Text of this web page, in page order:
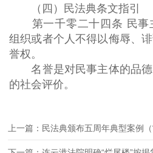
（四）民法典条文指引
第一千零二十四条 民事
组织或者个人不得以侮辱、
誉权。
名誉是对民事主体的品德
的社会评价。